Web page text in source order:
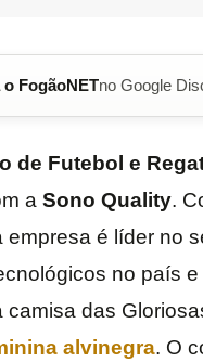
o FogãoNETno Google
de Futebol e
a Sono Quality.
empresa é líder no
no país
camisa das
alvinegra. O